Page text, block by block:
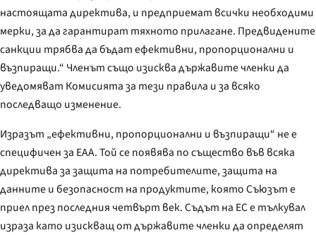
настоящата директива, и предприемат всички необходими
мерки, за да гарантират тяхното прилагане. Предвидените
санкции трябва да бъдат ефективни, пропорционални и
възпиращи.“ Членът също изисква държавите членки да
уведомяват Комисията за тези правила и за всяко
последващо изменение.
Изразът „ефективни, пропорционални и възпиращи“ не е
специфичен за EAA. Той се появява по същество във всяка
директива за защита на потребителите, защита на
данните и безопасност на продуктите, която Съюзът е
приел през последния четвърт век. Съдът на ЕС е тълкувал
израза като изискващ от държавите членки да определят